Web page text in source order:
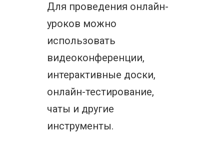
Для проведения онлайн-
уроков можно
использовать
видеоконференции,
интерактивные доски,
онлайн-тестирование,
чаты и другие
инструменты.